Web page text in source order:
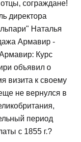
сограждане!
директора
Наталья
Армавир -
Курс
объявил о
визита к своему
не вернулся в
период
с 1855 г.?